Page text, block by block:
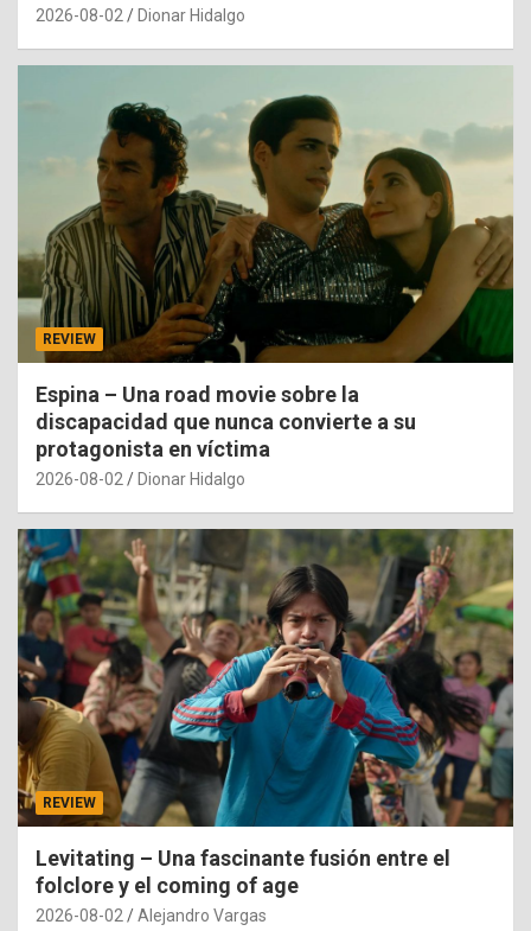
2026-08-02 Dionar Hidalgo
REVIEW
Espina – Una road movie sobre la
discapacidad que nunca convierte a su
protagonista en víctima
2026-08-02 Dionar Hidalgo
REVIEW
Levitating – Una fascinante fusión entre el
folclore y el coming of age
2026-08-02 Alejandro Vargas